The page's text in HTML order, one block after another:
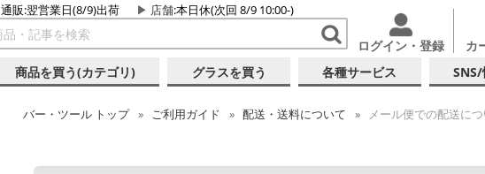
通販:翌営業日(8/9)出荷 店舗:本日休(次回 8/9 10:00-)
ログイン・登録 カ
商品を買う(カテゴリ) グラスを買う 各種サービス SNS/
バー・ツールトップ ご利用ガイド 配送・送料について メール便での配送に